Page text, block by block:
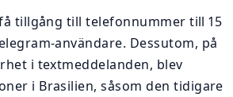
tillgång till telefonnummer till 15
användare. Dessutom, på
i textmeddelanden, blev
i Brasilien, såsom den tidigare